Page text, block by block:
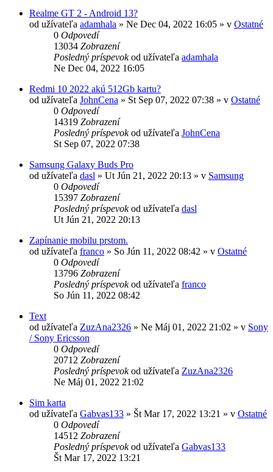
Realme GT 2 - Android 13?
od užívateľa adamhala » Ne Dec 04, 2022 16:05 » v Ostatné
0 Odpovedí
13034 Zobrazení
Posledný príspevokod užívateľa adamhala
Ne Dec 04, 2022 16:05
Redmi 10 2022 akú 512Gb kartu?
od užívateľa JohnCena » St Sep 07, 2022 07:38 » v Ostatné
0 Odpovedí
14319 Zobrazení
Posledný príspevokod užívateľa JohnCena
St Sep 07, 2022 07:38
Samsung Galaxy Buds Pro
od užívateľa dasl » Ut Jún 21, 2022 20:13 » v Samsung
0 Odpovedí
15397 Zobrazení
Posledný príspevokod užívateľa dasl
Ut Jún 21, 2022 20:13
Zapínanie mobilu prstom.
od užívateľa franco » So Jún 11, 2022 08:42 » v Ostatné
0 Odpovedí
13796 Zobrazení
Posledný príspevokod užívateľa franco
So Jún 11, 2022 08:42
Text
od užívateľa ZuzAna2326 » Ne Máj 01, 2022 21:02 » v Sony
/ Sony Ericsson
0 Odpovedí
20712 Zobrazení
Posledný príspevokod užívateľa ZuzAna2326
Ne Máj 01, 2022 21:02
Sim karta
od užívateľa Gabvas133 » Št Mar 17, 2022 13:21 » v Ostatné
0 Odpovedí
14512 Zobrazení
Posledný príspevokod užívateľa Gabvas133
Št Mar 17, 2022 13:21